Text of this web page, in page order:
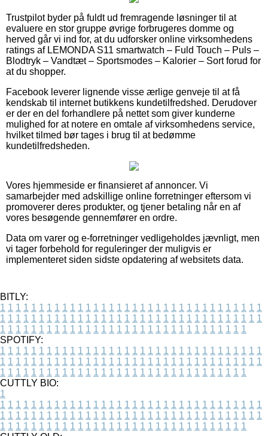
Trustpilot byder på fuldt ud fremragende løsninger til at
evaluere en stor gruppe øvrige forbrugeres domme og
herved går vi ind for, at du udforsker online virksomhedens
ratings af LEMONDA S11 smartwatch – Fuld Touch – Puls –
Blodtryk – Vandtæt – Sportsmodes – Kalorier – Sort forud for
at du shopper.
Facebook leverer lignende visse ærlige genveje til at få
kendskab til internet butikkens kundetilfredshed. Derudover
er der en del forhandlere på nettet som giver kunderne
mulighed for at notere en omtale af virksomhedens service,
hvilket tilmed bør tages i brug til at bedømme
kundetilfredsheden.
Vores hjemmeside er finansieret af annoncer. Vi
samarbejder med adskillige online forretninger eftersom vi
promoverer deres produkter, og tjener betaling når en af
vores besøgende gennemfører en ordre.
Data om varer og e-forretninger vedligeholdes jævnligt, men
vi tager forbehold for reguleringer der muligvis er
implementeret siden sidste opdatering af websitets data.
BITLY:
1 1 1 1 1 1 1 1 1 1 1 1 1 1 1 1 1 1 1 1 1 1 1 1 1 1 1 1 1 1 1 1 1 1
1 1 1 1 1 1 1 1 1 1 1 1 1 1 1 1 1 1 1 1 1 1 1 1 1 1 1 1 1 1 1 1 1 1
1 1 1 1 1 1 1 1 1 1 1 1 1 1 1 1 1 1 1 1 1 1 1 1 1 1 1 1 1 1 1 1
SPOTIFY:
1 1 1 1 1 1 1 1 1 1 1 1 1 1 1 1 1 1 1 1 1 1 1 1 1 1 1 1 1 1 1 1 1 1
1 1 1 1 1 1 1 1 1 1 1 1 1 1 1 1 1 1 1 1 1 1 1 1 1 1 1 1 1 1 1 1 1 1
1 1 1 1 1 1 1 1 1 1 1 1 1 1 1 1 1 1 1 1 1 1 1 1 1 1 1 1 1 1 1 1
CUTTLY BIO:
1
1 1 1 1 1 1 1 1 1 1 1 1 1 1 1 1 1 1 1 1 1 1 1 1 1 1 1 1 1 1 1 1 1 1
1 1 1 1 1 1 1 1 1 1 1 1 1 1 1 1 1 1 1 1 1 1 1 1 1 1 1 1 1 1 1 1 1 1
1 1 1 1 1 1 1 1 1 1 1 1 1 1 1 1 1 1 1 1 1 1 1 1 1 1 1 1 1 1 1 1